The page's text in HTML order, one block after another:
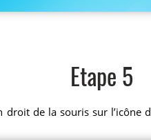
Etape 5
de la souris sur l’icône